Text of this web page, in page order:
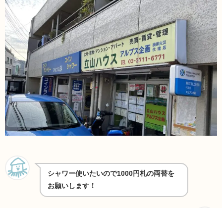
シャワー使いたいので1000円札の両替を
お願いします！